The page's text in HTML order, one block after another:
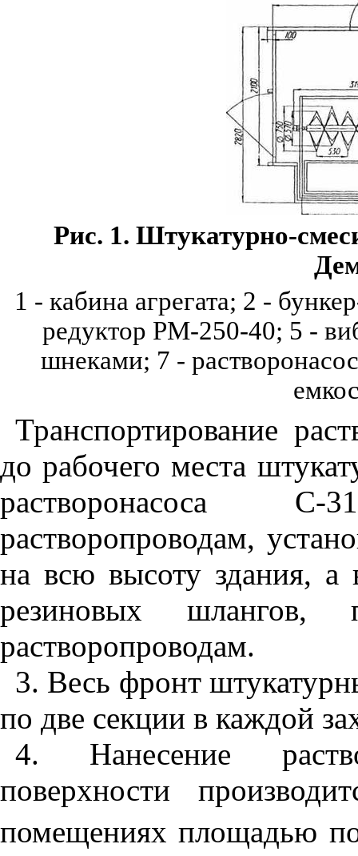
Рис. 1. Штукатурно-
1 - кабина агрегата; 2 -
редуктор РМ-250-40; 5 -
шнеками; 7 -
Транспортирование
до рабочего места
растворонасоса
растворопроводам,
на всю высоту здания,
резиновых шлангов,
растворопроводам.
3. Весь фронт
по две секции в каждой
4. Нанесение
поверхности
помещениях площадью